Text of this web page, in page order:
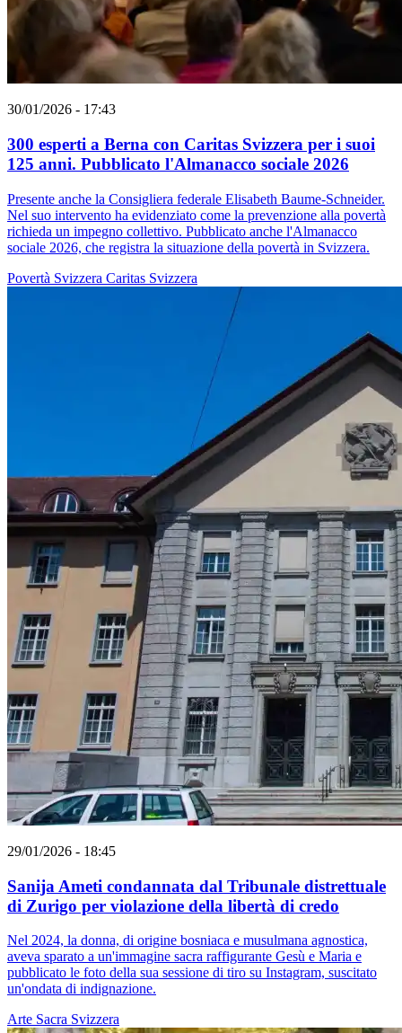
30/01/2026 - 17:43
300 esperti a Berna con Caritas Svizzera per i suoi
125 anni. Pubblicato l'Almanacco sociale 2026
Presente anche la Consigliera federale Elisabeth Baume-Schneider.
Nel suo intervento ha evidenziato come la prevenzione alla povertà
richieda un impegno collettivo. Pubblicato anche l'Almanacco
sociale 2026, che registra la situazione della povertà in Svizzera.
Povertà Svizzera Caritas Svizzera
29/01/2026 - 18:45
Sanija Ameti condannata dal Tribunale distrettuale
di Zurigo per violazione della libertà di credo
Nel 2024, la donna, di origine bosniaca e musulmana agnostica,
aveva sparato a un'immagine sacra raffigurante Gesù e Maria e
pubblicato le foto della sua sessione di tiro su Instagram, suscitato
un'ondata di indignazione.
Arte Sacra Svizzera